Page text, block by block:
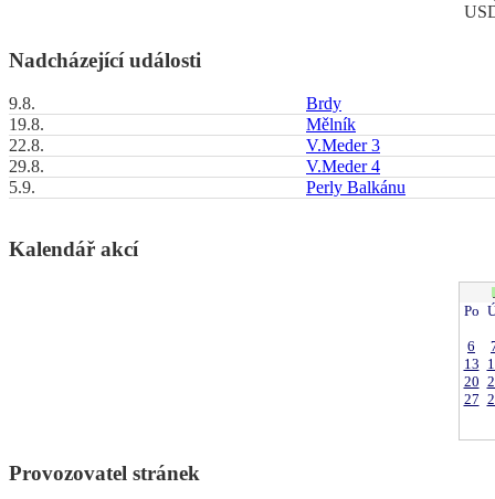
Nadcházející události
9.8.
Brdy
19.8.
Mělník
22.8.
V.Meder 3
29.8.
V.Meder 4
5.9.
Perly Balkánu
Kalendář akcí
Po
6
13
20
27
Provozovatel stránek